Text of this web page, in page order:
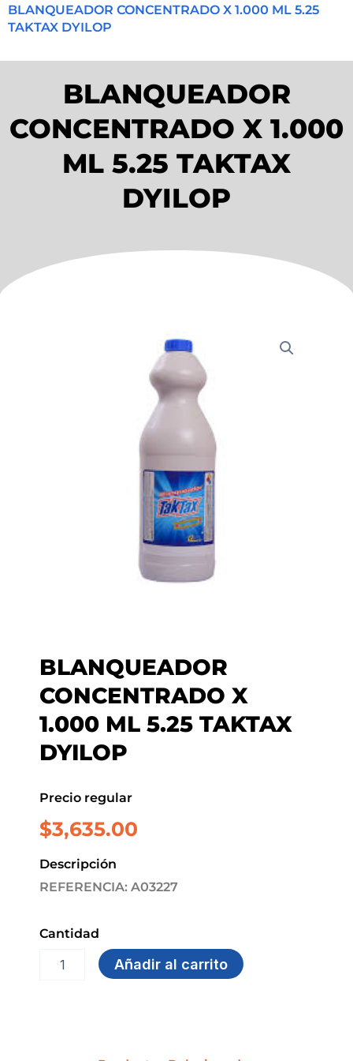
BLANQUEADOR CONCENTRADO X 1.000 ML 5.25
TAKTAX DYILOP
BLANQUEADOR
CONCENTRADO X 1.000
ML 5.25 TAKTAX
DYILOP
BLANQUEADOR
CONCENTRADO X
1.000 ML 5.25 TAKTAX
DYILOP
Precio regular
$3,635.00
Descripción
REFERENCIA: A03227
Cantidad
BLANQUEADOR
CONCENTRADOAñadir al carrito